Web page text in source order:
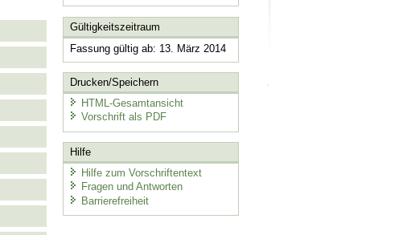
Gültigkeitszeitraum
Fassung gültig ab: 13. März 2014
Drucken/Speichern
HTML-Gesamtansicht
Vorschrift als PDF
Hilfe
Hilfe zum Vorschriftentext
Fragen und Antworten
Barrierefreiheit